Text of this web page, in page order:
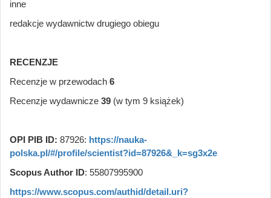
inne
redakcje wydawnictw drugiego obiegu
RECENZJE
Recenzje w przewodach 6
Recenzje wydawnicze 39 (w tym 9 książek)
OPI PIB ID: 87926: https://nauka-
polska.pl/#/profile/scientist?id=87926&_k=sg3x2e
Scopus Author ID: 55807995900
https://www.scopus.com/authid/detail.uri?